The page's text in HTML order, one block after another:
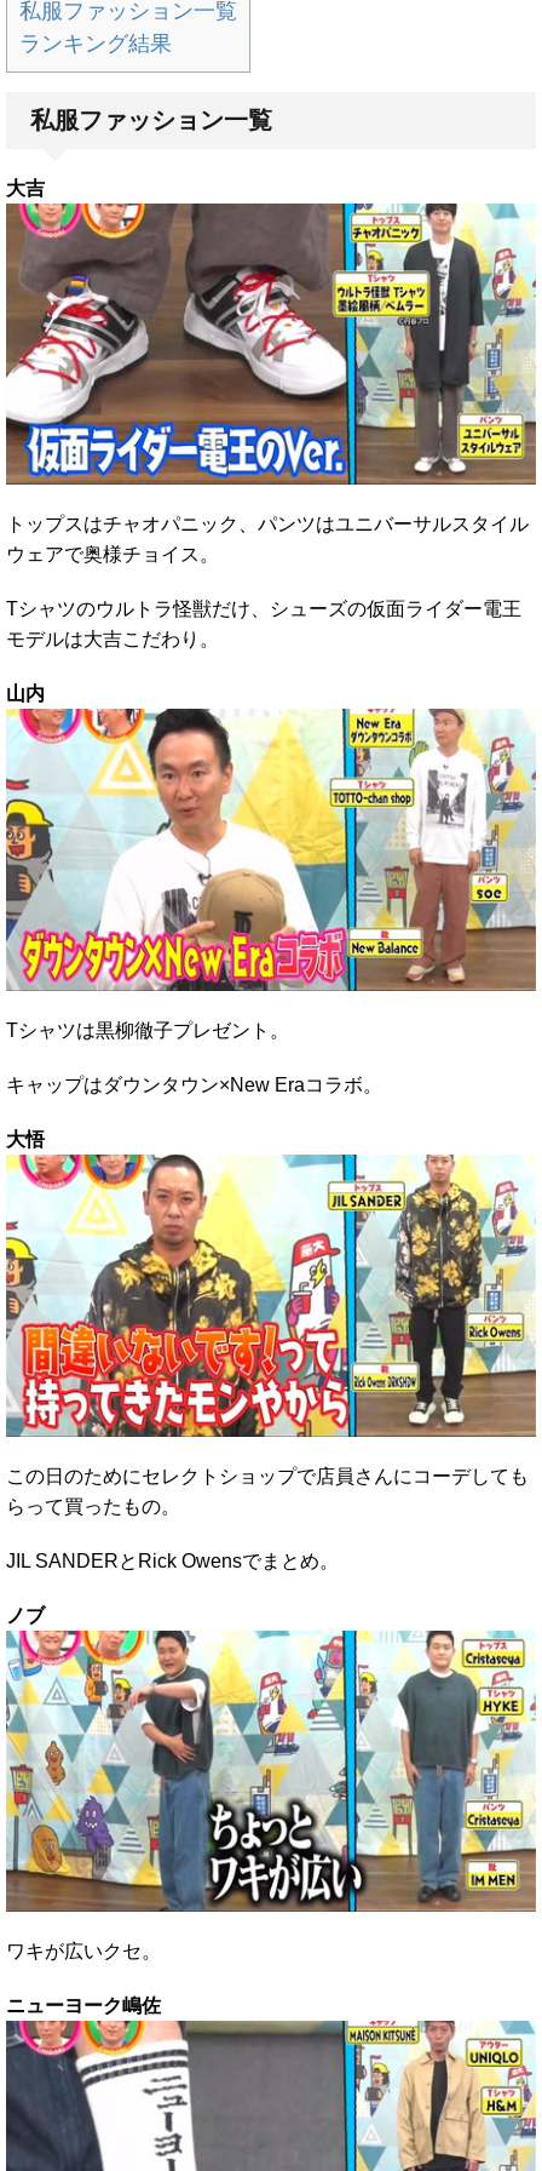
私服ファッション一覧
ランキング結果
私服ファッション一覧
大吉
トップスはチャオパニック、パンツはユニバーサルスタイル
ウェアで奥様チョイス。
Tシャツのウルトラ怪獣だけ、シューズの仮面ライダー電王
モデルは大吉こだわり。
山内
Tシャツは黒柳徹子プレゼント。
キャップはダウンタウン×New Eraコラボ。
大悟
この日のためにセレクトショップで店員さんにコーデしても
らって買ったもの。
JIL SANDERとRick Owensでまとめ。
ノブ
ワキが広いクセ。
ニューヨーク嶋佐